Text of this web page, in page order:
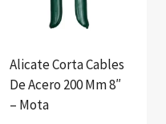
Alicate Corta Cables
De Acero 200 Mm 8″
– Mota